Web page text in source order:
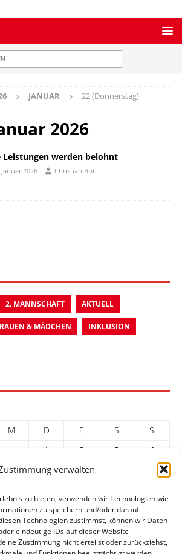
verwalten
zu bieten, verwenden wir Technologien wie
zu speichern und/oder darauf
Technologien zustimmst, können wir Daten
eindeutige IDs auf dieser Website
Zustimmung nicht erteilst oder zurückziehst,
JANUAR 22 (Donnerstag)
2026
Leistungen werden belohnt
2026 Christian Bub
2. MANNSCHAFT AKTUELL
& MÄDCHEN INKLUSION
M D F S
S
1
2 3
4
7 8 9
21 22 23 24
28 29 30
31